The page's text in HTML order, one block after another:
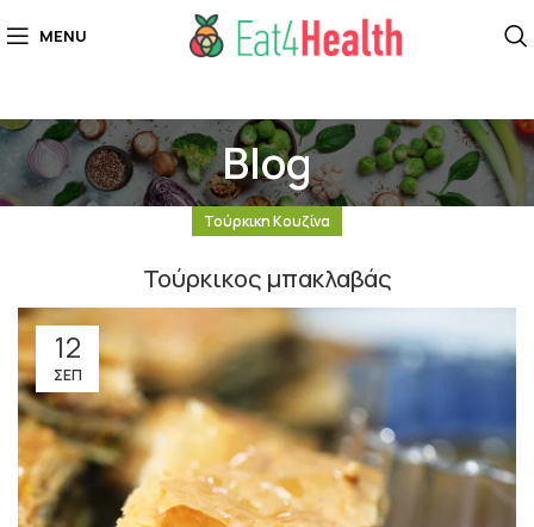
MENU
Blog
Τούρκικη Κουζίνα
Τούρκικος μπακλαβάς
12
ΣΕΠ